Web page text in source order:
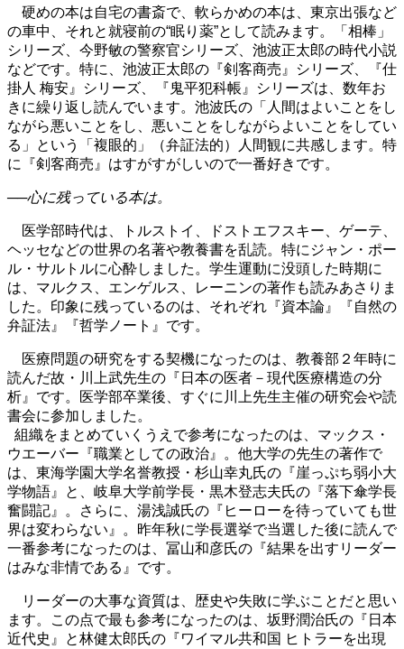
硬めの本は自宅の書斎で、軟らかめの本は、東京出張など
の車中、それと就寝前の“眠り薬”として読みます。「相棒」
シリーズ、今野敏の警察官シリーズ、池波正太郎の時代小説
などです。特に、池波正太郎の『剣客商売』シリーズ、『仕
掛人 梅安』シリーズ、『鬼平犯科帳』シリーズは、数年お
きに繰り返し読んでいます。池波氏の「人間はよいことをし
ながら悪いことをし、悪いことをしながらよいことをしてい
る」という「複眼的」（弁証法的）人間観に共感します。特
に『剣客商売』はすがすがしいので一番好きです。
──心に残っている本は。
医学部時代は、トルストイ、ドストエフスキー、ゲーテ、
ヘッセなどの世界の名著や教養書を乱読。特にジャン・ポー
ル・サルトルに心酔しました。学生運動に没頭した時期に
は、マルクス、エンゲルス、レーニンの著作も読みあさりま
した。印象に残っているのは、それぞれ『資本論』『自然の
弁証法』『哲学ノート』です。
医療問題の研究をする契機になったのは、教養部２年時に
読んだ故・川上武先生の『日本の医者－現代医療構造の分
析』です。医学部卒業後、すぐに川上先生主催の研究会や読
書会に参加しました。
組織をまとめていくうえで参考になったのは、マックス・
ウエーバー『職業としての政治』。他大学の先生の著作で
は、東海学園大学名誉教授・杉山幸丸氏の『崖っぷち弱小大
学物語』と、岐阜大学前学長・黒木登志夫氏の『落下傘学長
奮闘記』。さらに、湯浅誠氏の『ヒーローを待っていても世
界は変わらない』。昨年秋に学長選挙で当選した後に読んで
一番参考になったのは、冨山和彦氏の『結果を出すリーダー
はみな非情である』です。
リーダーの大事な資質は、歴史や失敗に学ぶことだと思い
ます。この点で最も参考になったのは、坂野潤治氏の『日本
近代史』と林健太郎氏の『ワイマル共和国 ヒトラーを出現